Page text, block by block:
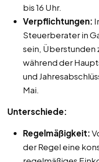
bis 16 Uhr.
Verpflichtungen:
Steuerberater in
sein, Überstunden
während der
und
Mai.
Unterschiede:
Regelmäßigkeit:
der Regel eine